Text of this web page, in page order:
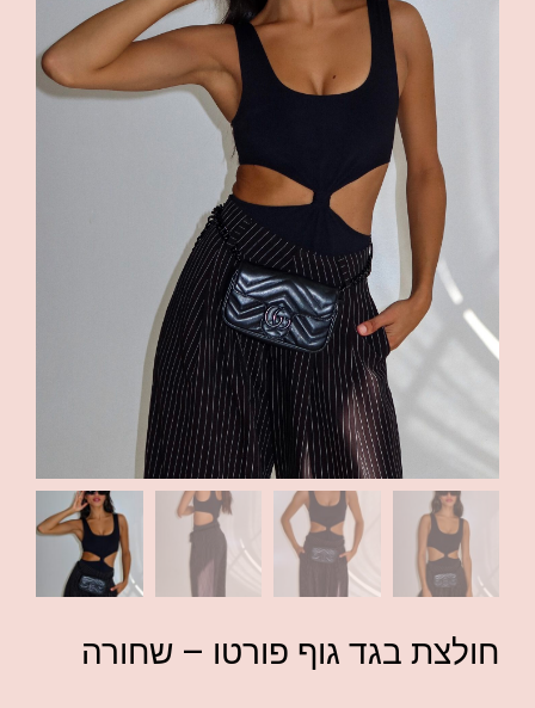
חולצת בגד גוף פורטו – שחורה